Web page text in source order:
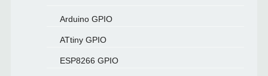
Arduino GPIO
ATtiny GPIO
ESP8266 GPIO